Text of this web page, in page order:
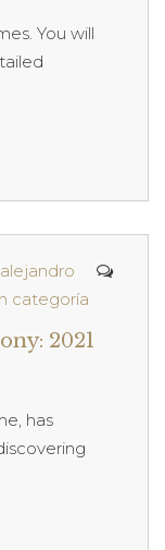
You will
alejandro
categoría
2021
has